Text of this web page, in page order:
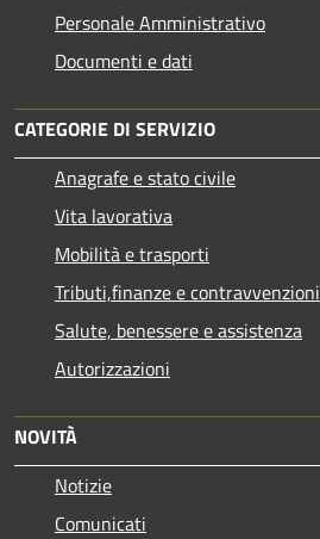
Personale Amministrativo
Documenti e dati
CATEGORIE DI SERVIZIO
Anagrafe e stato civile
Vita lavorativa
Mobilità e trasporti
Tributi,finanze e contravvenzioni
Salute, benessere e assistenza
Autorizzazioni
NOVITÀ
Notizie
Comunicati